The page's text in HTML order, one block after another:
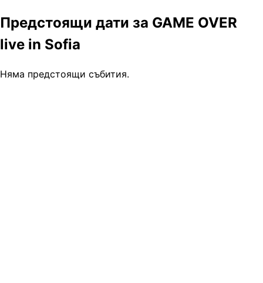
Предстоящи дати за GAME OVER
live in Sofia
Няма предстоящи събития.